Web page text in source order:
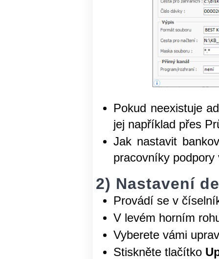
Pokud neexistuje
jej například přes
Jak nastavit
pracovníky podpory
2) Nastavení
Provádí se v
V levém horním
Vyberete vámi
Stiskněte tlačítko